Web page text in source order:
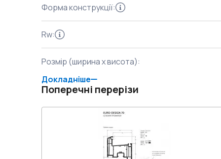
Форма конструкції:
Rw:
Розмір (ширина x висота):
Докладніше
Поперечні перерізи